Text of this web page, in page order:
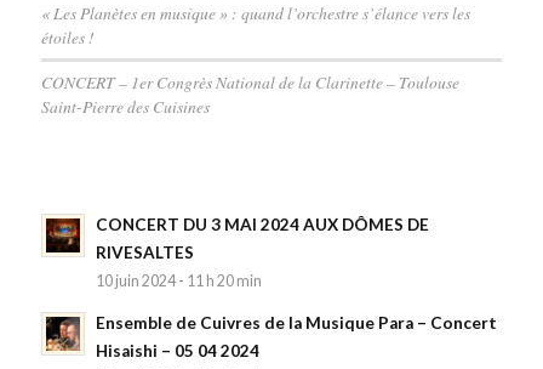
« Les Planètes en musique » : quand l’orchestre s’élance vers les
étoiles !
CONCERT – 1er Congrès National de la Clarinette – Toulouse
Saint-Pierre des Cuisines
CONCERT DU 3 MAI 2024 AUX DÔMES DE
RIVESALTES
10 juin 2024 - 11 h 20 min
Ensemble de Cuivres de la Musique Para – Concert
Hisaishi – 05 04 2024